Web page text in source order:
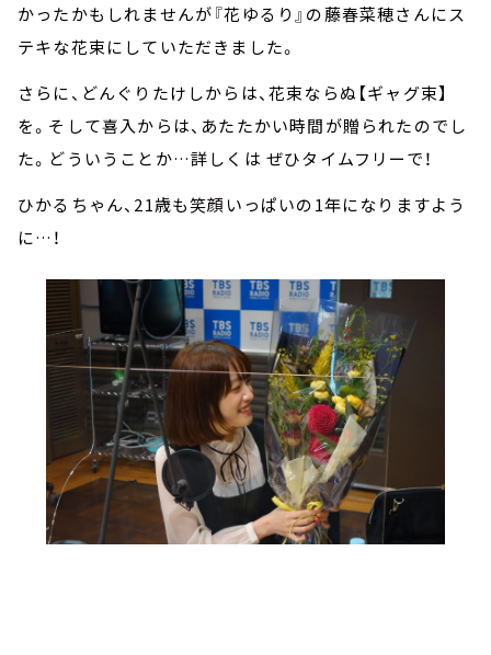
かったかもしれませんが『花ゆるり』の藤春菜穂さんにス
テキな花束にしていただきました。
さらに、どんぐりたけしからは、花束ならぬ【ギャグ束】
を。そして喜入からは、あたたかい時間が贈られたのでし
た。どういうことか…詳しくは ぜひタイムフリーで！
ひかるちゃん、21歳も笑顔いっぱいの1年になりますよう
に…！